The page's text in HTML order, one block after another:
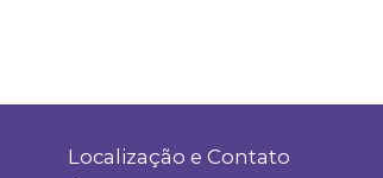
Localização e Contato